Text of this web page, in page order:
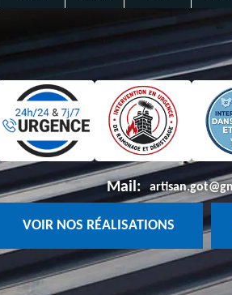
Mail:
VOIR NOS RÉALISATIONS